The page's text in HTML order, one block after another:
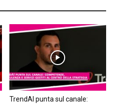
TrendAI punta sul canale: